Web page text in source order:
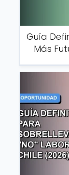
Guía
Más